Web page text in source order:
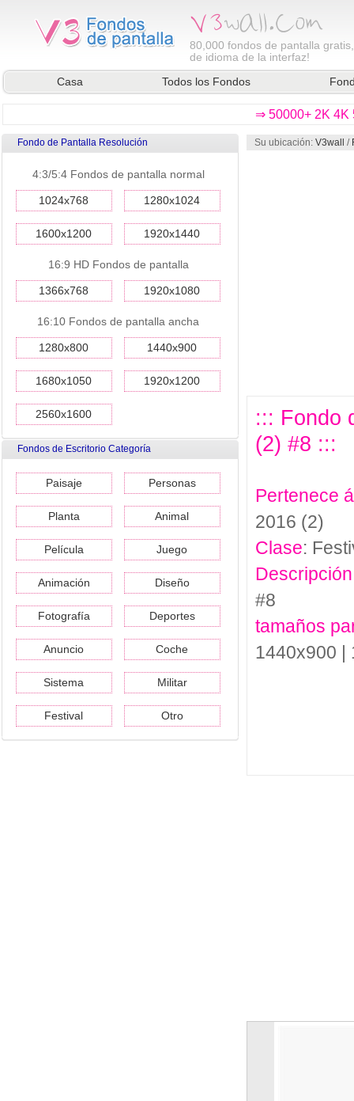
80,000 fondos de pantalla
de idioma de la interfaz!
Casa
Todos los Fondos
⇒ 50000+ 2K 4K
Fondo de Pantalla Resolución
4:3/5:4 Fondos de pantalla normal
1024x768 1280x1024
1600x1200 1920x1440
16:9 HD Fondos de pantalla
1366x768 1920x1080
16:10 Fondos de pantalla ancha
1280x800 1440x900
1680x1050 1920x1200
2560x1600
Fondos de Escritorio Categoría
Paisaje Personas
Planta Animal
Película Juego
Animación Diseño
Fotografía Deportes
Anuncio Coche
Sistema Militar
Festival Otro
Su ubicación: V3wall /
::: Fondo
(2) #8 :::
Pertenece
2016 (2)
Clase:
Descripción
#8
tamaños
1440x900 |